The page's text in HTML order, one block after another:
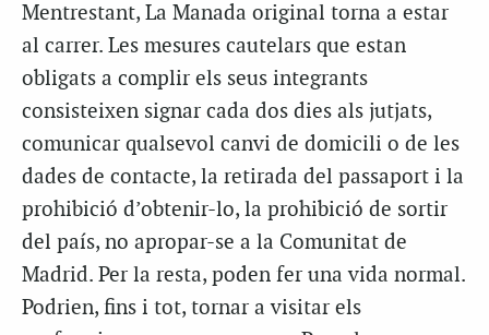
Mentrestant, La Manada original torna a estar
al carrer. Les mesures cautelars que estan
obligats a complir els seus integrants
consisteixen signar cada dos dies als jutjats,
comunicar qualsevol canvi de domicili o de les
dades de contacte, la retirada del passaport i la
prohibició d’obtenir-lo, la prohibició de sortir
del país, no apropar-se a la Comunitat de
Madrid. Per la resta, poden fer una vida normal.
Podrien, fins i tot, tornar a visitar els